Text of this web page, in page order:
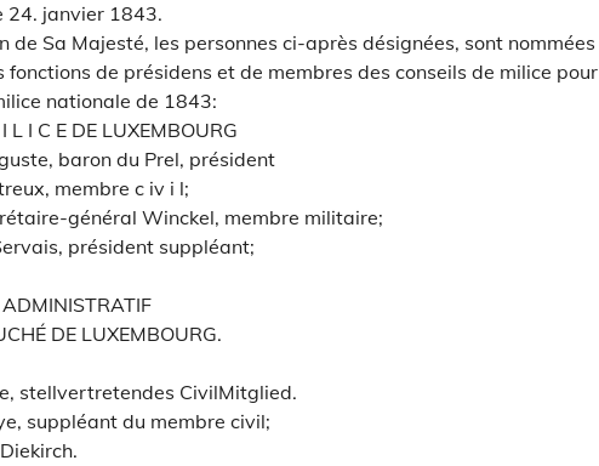
24. janvier 1843.
de Sa Majesté, les personnes ci-après désignées, sont nommées
fonctions de présidens et de membres des conseils de milice pour
nationale de 1843:
L I C E DE LUXEMBOURG
baron du Prel, président
membre c iv i l;
général Winckel, membre militaire;
président suppléant;
DE LUXEMBOURG.
stellvertretendes CivilMitglied.
suppléant du membre civil;